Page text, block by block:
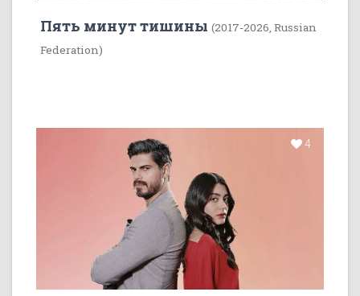
Пять минут тишины (2017-2026, Russian
Federation)
4